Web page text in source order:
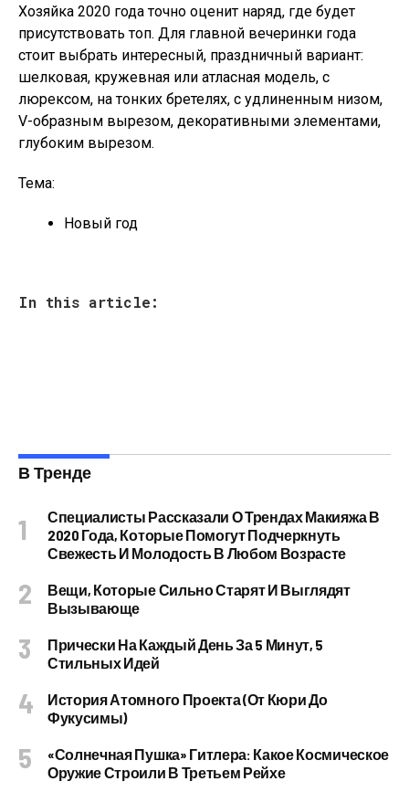
Хозяйка 2020 года точно оценит наряд, где будет
присутствовать топ. Для главной вечеринки года
стоит выбрать интересный, праздничный вариант:
шелковая, кружевная или атласная модель, с
люрексом, на тонких бретелях, с удлиненным низом,
V-образным вырезом, декоративными элементами,
глубоким вырезом.
Тема:
Новый год
In this article:
В Тренде
Специалисты Рассказали О Трендах Макияжа В
2020 Года, Которые Помогут Подчеркнуть
Свежесть И Молодость В Любом Возрасте
Вещи, Которые Сильно Старят И Выглядят
Вызывающе
Прически На Каждый День За 5 Минут, 5
Стильных Идей
История Атомного Проекта (от Кюри До
Фукусимы)
«Солнечная Пушка» Гитлера: Какое Космическое
Оружие Строили В Третьем Рейхе